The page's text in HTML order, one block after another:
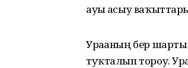
ауыҙ асыу
Ураҙаның бер
туҡталып тороу.